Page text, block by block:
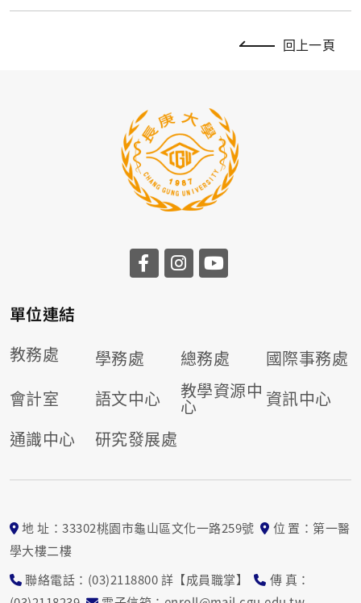
回上一頁
前往長庚大學facebook
前往長庚大學
單位連結
教務處
學務處 總務處
國際事務處
會計室
語文中心 教學資源中
心
資訊中心
通識中心
研究發展處
地 址：33302桃園市龜山區文化一路259號
位 置：第一醫
學大樓二樓
聯絡電話：(03)2118800 詳【成員職掌】
傳 真：